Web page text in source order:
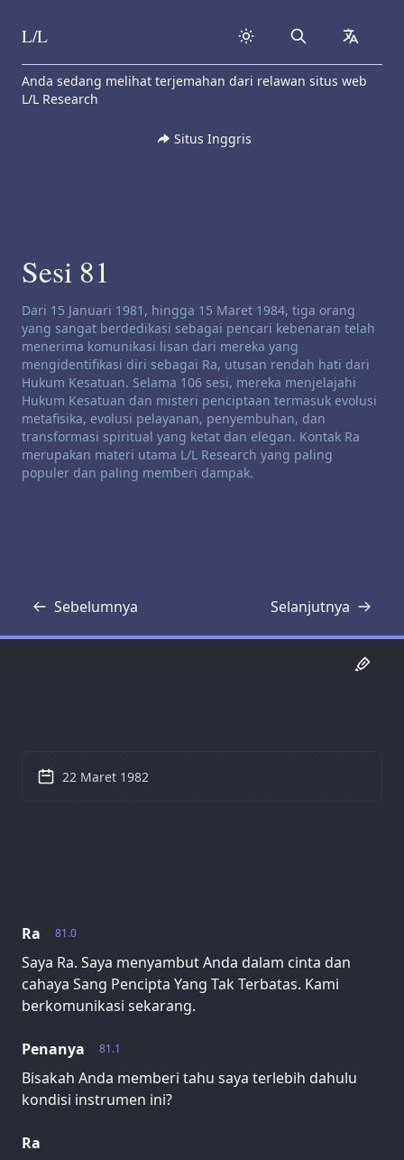
Skip to content
L/L Search
Anda sedang melihat terjemahan dari relawan situs web
L/L Research
Situs Inggris
Sesi 81
Penafian saluran:
Dari 15 Januari 1981, hingga 15 Maret 1984, tiga orang
yang sangat berdedikasi sebagai pencari kebenaran telah
menerima komunikasi lisan dari mereka yang
mengidentifikasi diri sebagai Ra, utusan rendah hati dari
Hukum Kesatuan. Selama 106 sesi, mereka menjelajahi
Hukum Kesatuan dan misteri penciptaan termasuk evolusi
metafisika, evolusi pelayanan, penyembuhan, dan
transformasi spiritual yang ketat dan elegan. Kontak Ra
merupakan materi utama L/L Research yang paling
populer dan paling memberi dampak.
Sebelumnya
Transkrip Selanjutnya
Transkrip
81.0
Ra
Saya Ra. Saya menyambut Anda dalam cinta dan
cahaya Sang Pencipta Yang Tak Terbatas. Kami
berkomunikasi sekarang.
81.1
Penanya
Bisakah Anda memberi tahu saya terlebih dahulu
kondisi instrumen ini?
Ra
22 Maret 1982